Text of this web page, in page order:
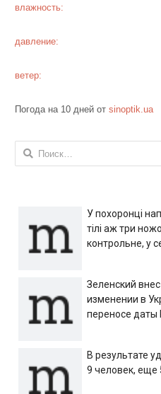
влажность:
давление:
ветер:
Погода на 10 дней от sinoptik.ua
Найти:
У похоронці
тілі аж три
контрольне, у
Зеленский
изменении в
переносе даты
В результате
9 человек, еще